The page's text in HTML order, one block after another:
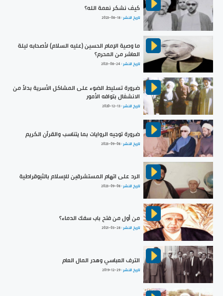
كيف نشكر نعمة الله؟
تاريخ النشر :2023-08-18
ما وصية الإمام الحسين (عليه السلام) لأصحابه ليلة
العاشر من المحرم؟
تاريخ النشر : 2021-08-24
ضرورة تسليط الضوء على المشاكل الأسرية بدلاً من
الانشغال بتوافه الأمور
تاريخ النشر :2020-12-13
ضرورة توجيه الروايات بما يتناسب والقرآن الكريم
تاريخ النشر :2023-09-08
الرد على اتهام المستشرقين للإسلام بالثيوقراطية
تاريخ النشر :2023-09-08
من أول من فتح باب سفك الدماء؟
تاريخ النشر :2021-03-28
الترف العباسي وهدر المال العام
تاريخ النشر :2019-12-29